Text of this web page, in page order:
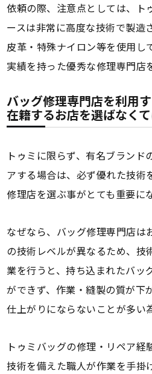
依頼の際、注意点としては、ト
ースは非常に高度な技術で製造
皮革・特殊ナイロン等を使用し
実績を持った優秀な修理専門店
バッグ修理専門店を利用
在籍するお店を選ばなく
トゥミに限らず、有名ブランド
アする場合は、必ず優れた技術
修理店を選ぶ事がとても重要に
なぜなら、バッグ修理専門店は
の技術レベルが異なるため、技
業を行うと、持ち込まれたバッ
ができず、作業・縫製の質が下
仕上がりにならないことが多い
トゥミバッグの修理・リペア経
技術を備えた職人が作業を手掛